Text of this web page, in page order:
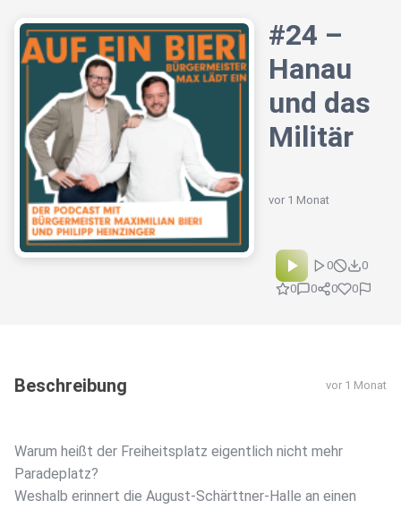
#24 –
Hanau
und das
Militär
vor 1 Monat
0
0
0
0 0 0
Beschreibung vor 1 Monat
Warum heißt der Freiheitsplatz eigentlich nicht mehr
Paradeplatz?
Weshalb erinnert die August-Schärttner-Halle an einen